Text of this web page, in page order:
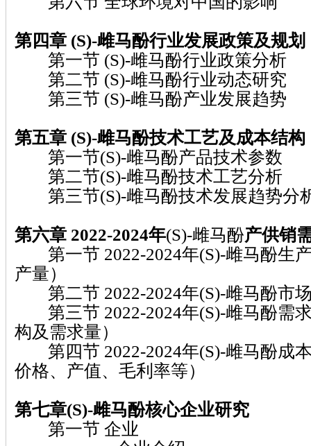
第四章 (S)-雌马酚行业发展政策及规划
第一节 (S)-雌马酚行业政策分析
第二节 (S)-雌马酚行业动态研究
第三节 (S)-雌马酚产业发展趋势
第五章 (S)-雌马酚技术工艺及成本结构
第一节(S)-雌马酚产品技术参数
第二节(S)-雌马酚技术工艺分析
第三节(S)-雌马酚技术发展趋势分
第六章 2022-2024年(S)-雌马酚产供销
第一节 2022-2024年(S)-雌马酚生
产量）
第二节 2022-2024年(S)-雌马酚市
第三节 2022-2024年(S)-雌马酚需
构及需求量）
第四节 2022-2024年(S)-雌马酚成
价格、产值、毛利率等）
第七章(S)-雌马酚核心企业研究
第一节 企业